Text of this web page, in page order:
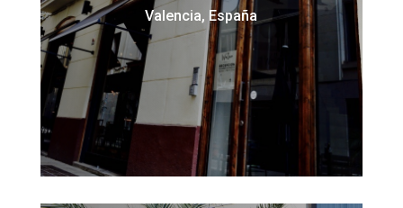
Valencia, España